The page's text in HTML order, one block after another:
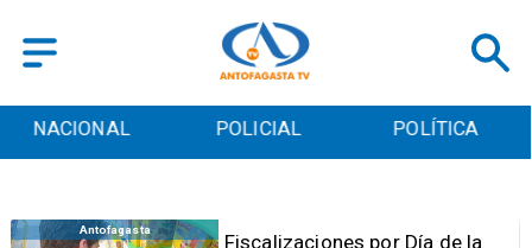
POLICIAL POLÍTICA CULTURA
Antofagasta